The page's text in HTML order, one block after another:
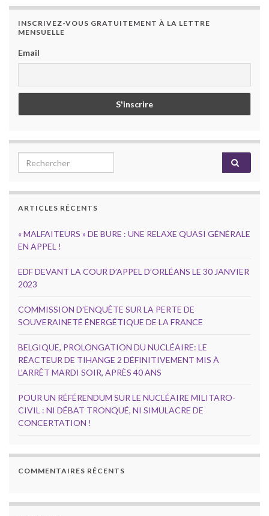
INSCRIVEZ-VOUS GRATUITEMENT À LA LETTRE
MENSUELLE
Email
Search for:
ARTICLES RÉCENTS
« MALFAITEURS » DE BURE : UNE RELAXE QUASI GÉNÉRALE
EN APPEL !
EDF DEVANT LA COUR D’APPEL D’ORLÉANS LE 30 JANVIER
2023
COMMISSION D’ENQUÊTE SUR LA PERTE DE
SOUVERAINETÉ ÉNERGÉTIQUE DE LA FRANCE
BELGIQUE, PROLONGATION DU NUCLÉAIRE: LE
RÉACTEUR DE TIHANGE 2 DÉFINITIVEMENT MIS À
L’ARRÊT MARDI SOIR, APRÈS 40 ANS
POUR UN RÉFÉRENDUM SUR LE NUCLÉAIRE MILITARO-
CIVIL : NI DÉBAT TRONQUÉ, NI SIMULACRE DE
CONCERTATION !
COMMENTAIRES RÉCENTS